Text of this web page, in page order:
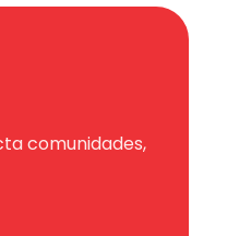
comunidades,